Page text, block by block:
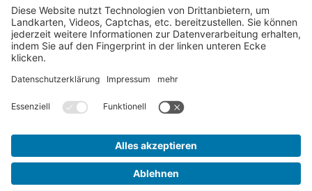
Hilfe spenden
Kleidung spenden
Blut spenden
Mitgliedschaft
Datenschutz­beauftragter / Medizin­produkte­
Herr Oliver Hergenröther
Vogelsbergstr. 94
63654 Büdingen